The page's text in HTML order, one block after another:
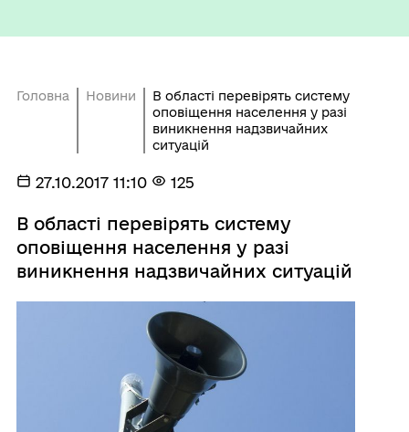
Головна Новини
В області перевірять систему
оповіщення населення у разі
виникнення надзвичайних
ситуацій
27.10.2017 11:10 125
В області перевірять систему
оповіщення населення у разі
виникнення надзвичайних ситуацій